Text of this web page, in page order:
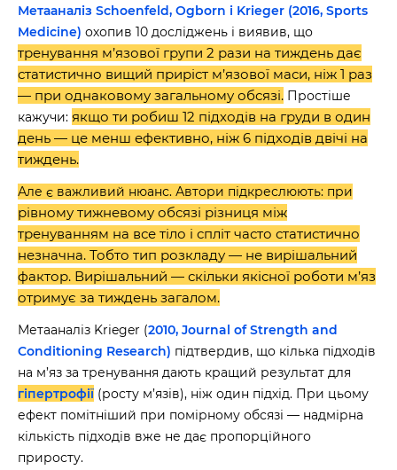
Метааналіз Schoenfeld, Ogborn і Krieger (2016, Sports
Medicine) охопив 10 досліджень і виявив, що
тренування м’язової групи 2 рази на тиждень дає
статистично вищий приріст м’язової маси, ніж 1 раз
— при однаковому загальному обсязі. Простіше
кажучи: якщо ти робиш 12 підходів на груди в один
день — це менш ефективно, ніж 6 підходів двічі на
тиждень.
Але є важливий нюанс. Автори підкреслюють: при
рівному тижневому обсязі різниця між
тренуванням на все тіло і спліт часто статистично
незначна. Тобто тип розкладу — не вирішальний
фактор. Вирішальний — скільки якісної роботи м’яз
отримує за тиждень загалом.
Метааналіз Krieger (2010, Journal of Strength and
Conditioning Research) підтвердив, що кілька підходів
на м’яз за тренування дають кращий результат для
гіпертрофії (росту м’язів), ніж один підхід. При цьому
ефект помітніший при помірному обсязі — надмірна
кількість підходів вже не дає пропорційного
приросту.